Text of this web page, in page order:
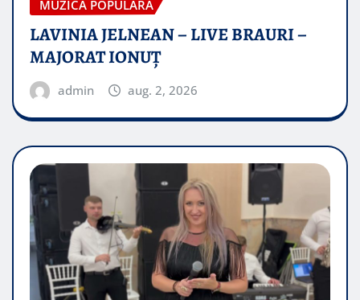
MUZICA POPULARA
LAVINIA JELNEAN – LIVE BRAURI –
MAJORAT IONUŢ
admin aug. 2, 2026